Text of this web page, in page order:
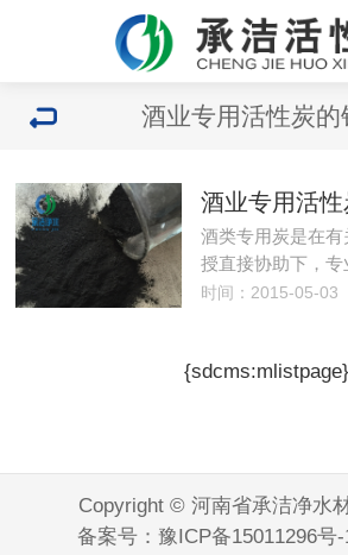
酒业专用活性炭的
酒业专用活性
酒类专用炭是在
授直接协助下，
时间：2015-05-03
{sdcms:mlistpage}
Copyright © 河南省承洁净水
备案号： 豫ICP备15011296号-